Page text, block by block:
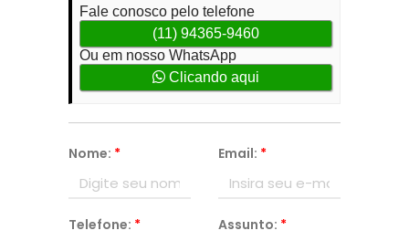
Fale conosco pelo telefone
(11) 94365-9460
Ou em nosso WhatsApp
Clicando aqui
Nome: * Email: *
Telefone: * Assunto: *